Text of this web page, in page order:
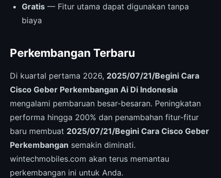
Gratis — Fitur utama dapat digunakan tanpa
biaya
Perkembangan Terbaru
Di kuartal pertama 2026, 2025/07/21/Begini Cara
Cisco Geber Perkembangan Ai Di Indonesia
mengalami pembaruan besar-besaran. Peningkatan
performa hingga 200% dan penambahan fitur-fitur
baru membuat 2025/07/21/Begini Cara Cisco Geber
Perkembangan semakin diminati.
wintechmobiles.com akan terus memantau
perkembangan ini untuk Anda.